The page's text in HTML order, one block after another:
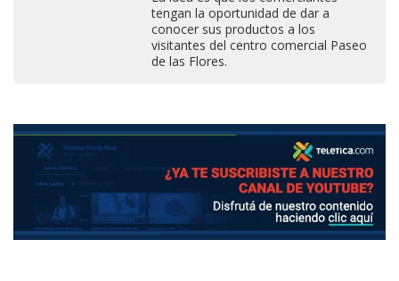
tengan la oportunidad de dar a
conocer sus productos a los
visitantes del centro comercial Paseo
de las Flores.